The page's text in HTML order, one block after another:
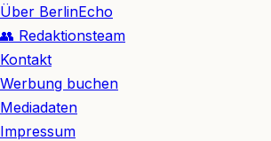
Über BerlinEcho
👥 Redaktionsteam
Kontakt
Werbung buchen
Mediadaten
Impressum